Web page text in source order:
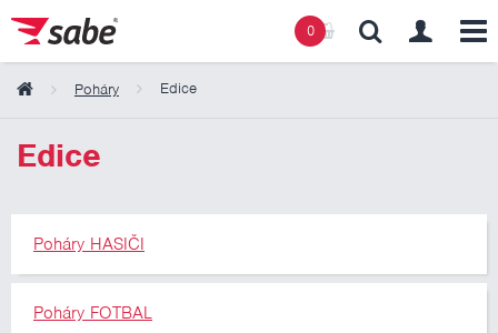
0
Poháry Edice
Edice
Poháry HASIČI
Poháry FOTBAL
Obsah košíku